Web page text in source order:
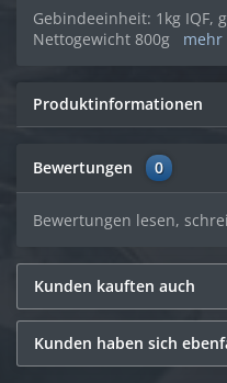
Gebindeeinheit: 1kg IQF,
Nettogewicht 800g mehr
Produktinformationen
Bewertungen 0
Bewertungen lesen,
Kunden kauften auch
Kunden haben sich